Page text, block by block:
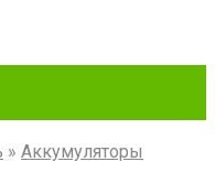
» Аккумуляторы